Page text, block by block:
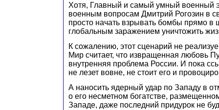
Хотя, Главный и самый умный военный
военным вопросам Дмитрий Рогозин в
просто начать взрывать бомбы прямо в
глобальным заражением уничтожить
К сожалению, этот сценарий не
Мир считает, что извращенная любовь
внутренняя проблема России. И пока
не лезет вовне, не стоит его и
А наносить ядерный удар по Западу в
о его несметном богатстве,
Западе, даже последний придурок не